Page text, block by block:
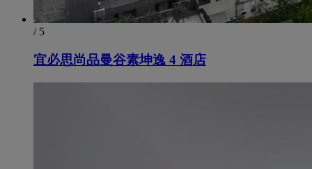
/ 5
宜必思尚品曼谷素坤逸 4 酒店